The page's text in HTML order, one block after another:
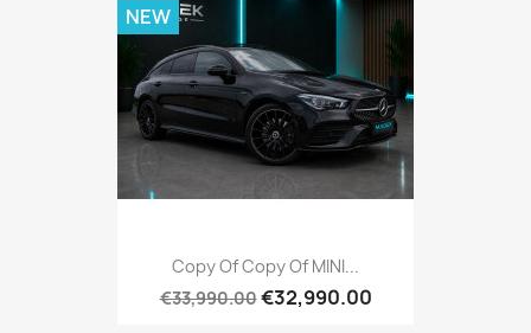
Copy Of Copy Of MINI...
€33,990.00€32,990.00
NEW